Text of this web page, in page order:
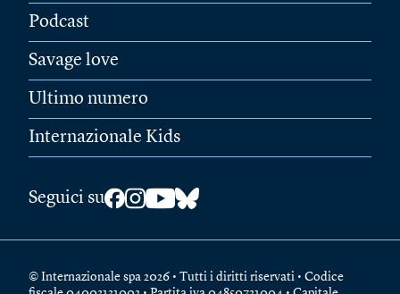
Podcast
Savage love
Ultimo numero
Internazionale Kids
Seguici su
© Internazionale spa 2026 • Tutti i diritti riservati • Codice